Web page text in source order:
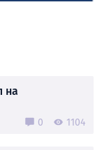
на
0 1104